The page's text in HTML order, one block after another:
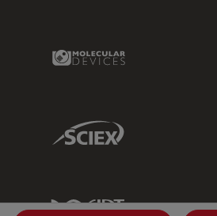
Molecular Devices Link
Sciex Link
IDT Link